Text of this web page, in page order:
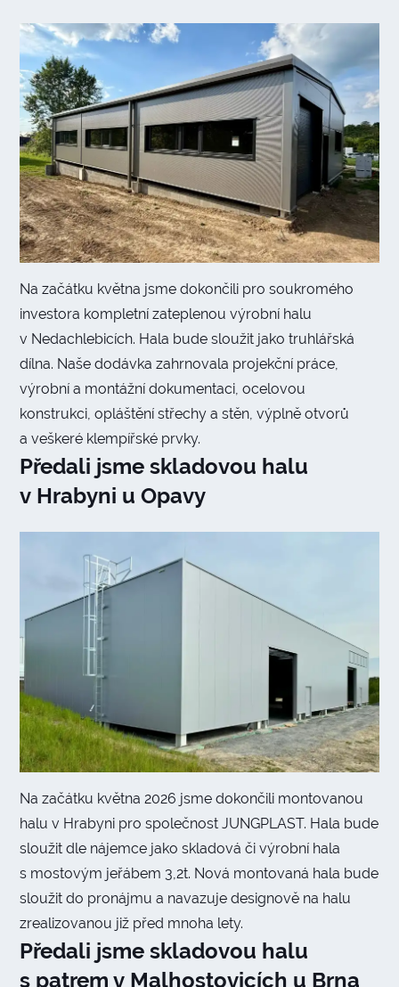
Na začátku května jsme dokončili pro soukromého
investora kompletní zateplenou výrobní halu
v Nedachlebicích. Hala bude sloužit jako truhlářská
dílna. Naše dodávka zahrnovala projekční práce,
výrobní a montážní dokumentaci, ocelovou
konstrukci, opláštění střechy a stěn, výplně otvorů
a veškeré klempířské prvky.
Předali jsme skladovou halu
v Hrabyni u Opavy
Na začátku května 2026 jsme dokončili montovanou
halu v Hrabyni pro společnost JUNGPLAST. Hala bude
sloužit dle nájemce jako skladová či výrobní hala
s mostovým jeřábem 3,2t. Nová montovaná hala bude
sloužit do pronájmu a navazuje designově na halu
zrealizovanou již před mnoha lety.
Předali jsme skladovou halu
s patrem v Malhostovicích u Brna